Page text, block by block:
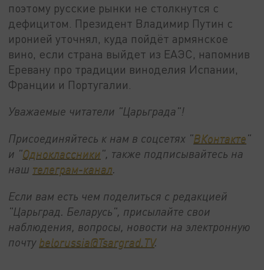
поэтому русские рынки не столкнутся с
дефицитом. Президент Владимир Путин с
иронией уточнял, куда пойдёт армянское
вино, если страна выйдет из ЕАЭС, напомнив
Еревану про традиции виноделия Испании,
Франции и Португалии.
Уважаемые читатели "Царьграда"!
Присоединяйтесь к нам в соцсетях "ВКонтакте"
и "Одноклассники", также подписывайтесь на
наш телеграм-канал.
Если вам есть чем поделиться с редакцией
"Царьград. Беларусь", присылайте свои
наблюдения, вопросы, новости на электронную
почту belorussia@Tsargrad.TV.